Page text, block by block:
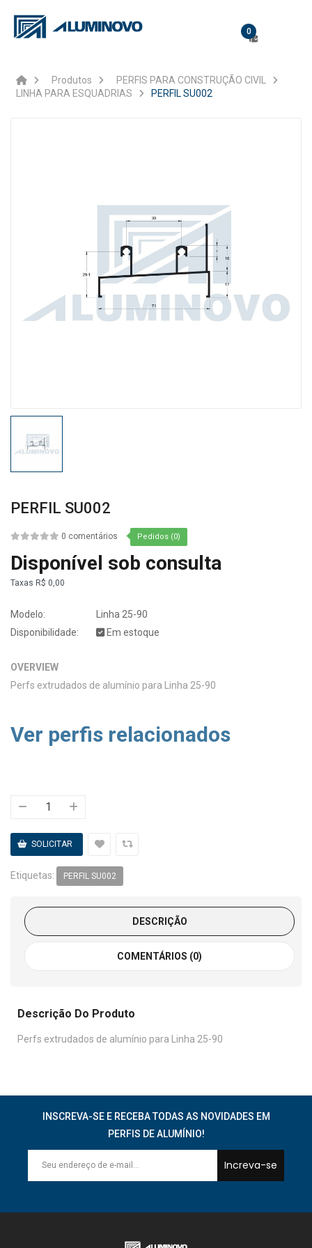
0
Produtos
PERFIS PARA CONSTRUÇÃO CIVIL
LINHA PARA ESQUADRIAS
PERFIL SU002
PERFIL SU002
0 comentários Pedidos (0)
Disponível sob consulta
Taxas R$ 0,00
Modelo:
Linha 25-90
Disponibilidade:
Em estoque
OVERVIEW
Perfs extrudados de alumínio para Linha 25-90
Ver perfis relacionados
Etiquetas: PERFIL SU002
DESCRIÇÃO
COMENTÁRIOS (0)
Descrição Do Produto
Perfs extrudados de alumínio para Linha 25-90
INSCREVA-SE E RECEBA TODAS AS NOVIDADES EM
PERFIS DE ALUMÍNIO!
Increva-se